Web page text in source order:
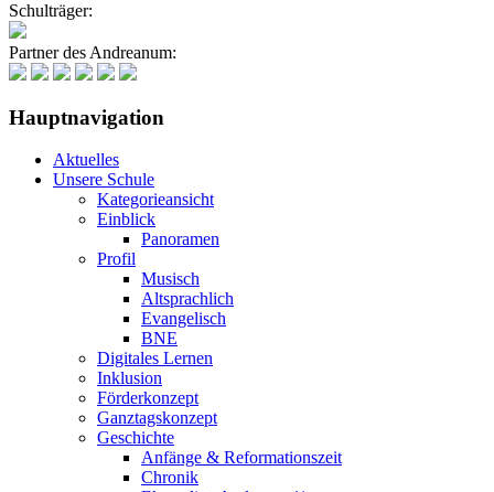
Schulträger:
Partner des Andreanum:
Hauptnavigation
Aktuelles
Unsere Schule
Kategorieansicht
Einblick
Panoramen
Profil
Musisch
Altsprachlich
Evangelisch
BNE
Digitales Lernen
Inklusion
Förderkonzept
Ganztagskonzept
Geschichte
Anfänge & Reformationszeit
Chronik